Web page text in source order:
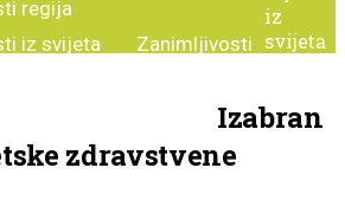
regija
iz svijeta
Zanimljivosti
iz
svijeta
Izabran
zdravstvene